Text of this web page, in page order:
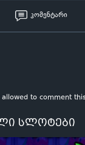
კომენტარი
to comment
სლოტები